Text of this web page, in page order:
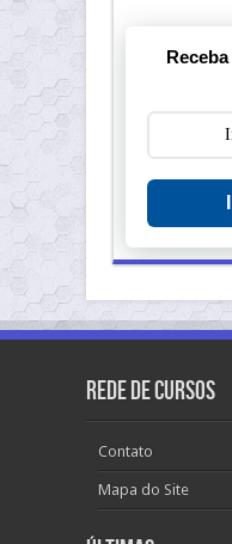
Rede de Cursos
Contato
Mapa do Site